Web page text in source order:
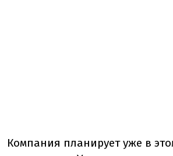
Компания планирует уже в